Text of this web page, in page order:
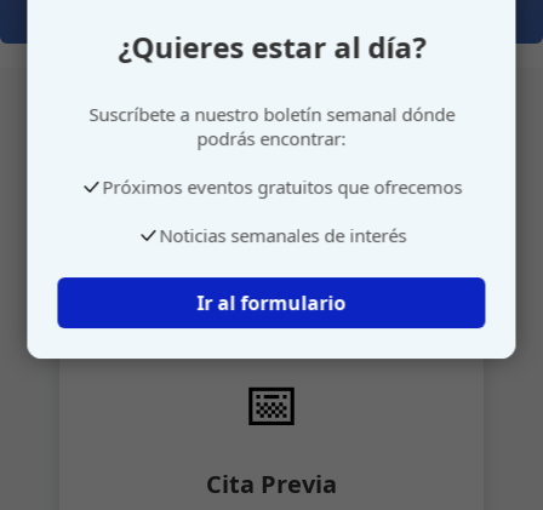
Atención personalizada
Gestione su cita o envíenos sus sugerencias de
📅
Cita Previa
¿Quieres estar al día?
Suscríbete a nuestro boletín semanal dónde
podrás encontrar:
Próximos eventos gratuitos que ofrecemos
Noticias semanales de interés
Ir al formulario